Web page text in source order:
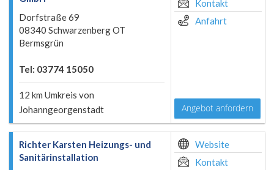
Dorfstraße 69
08340 Schwarzenberg OT
Bermsgrün
Tel: 03774 15050
12 km Umkreis von
Johanngeorgenstadt
Kontakt
Anfahrt
Angebot anfordern
Richter Karsten Heizungs- und
Sanitärinstallation
Website
Kontakt